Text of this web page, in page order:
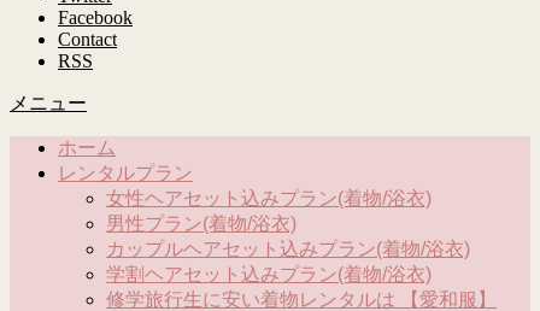
Facebook
Contact
RSS
メニュー
ホーム
レンタルプラン
女性ヘアセット込みプラン(着物/浴衣)
男性プラン(着物/浴衣)
カップルヘアセット込みプラン(着物/浴衣)
学割ヘアセット込みプラン(着物/浴衣)
修学旅行生に安い着物レンタルは 【愛和服】